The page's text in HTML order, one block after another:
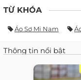
TỪ KHÓA
Áo Sơ Mi Nam
Thông tin nổi bật